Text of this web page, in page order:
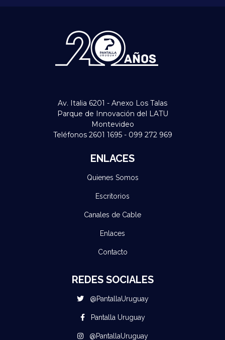
Av. Italia 6201 - Anexo Los Talas
Parque de Innovación del LATU
Montevideo
Teléfonos 2601 1695 - 099 272 969
ENLACES
Quienes Somos
Escritorios
Canales de Cable
Enlaces
Contacto
REDES SOCIALES
@PantallaUruguay
Pantalla Uruguay
@PantallaUruguay